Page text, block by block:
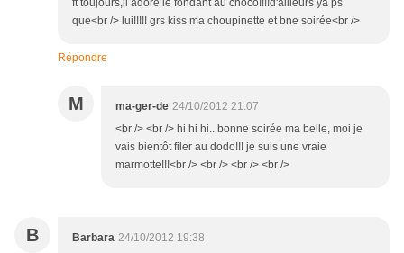
ft toujours,il adore le fondant au choco!!!!d'ailleurs ya ps
que<br /> lui!!!!! grs kiss ma choupinette et bne soirée<br />
Répondre
M ma-ger-de 24/10/2012 21:07
<br /> <br /> hi hi hi.. bonne soirée ma belle, moi je
vais bientôt filer au dodo!!! je suis une vraie
marmotte!!!<br /> <br /> <br /> <br />
B Barbara 24/10/2012 19:38